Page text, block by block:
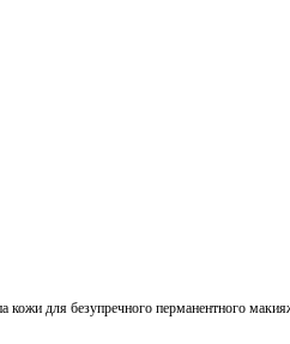
кожи для безупречного перманентного